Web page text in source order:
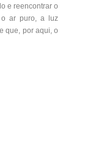
e reencontrar o
ar puro, a luz
que, por aqui, o